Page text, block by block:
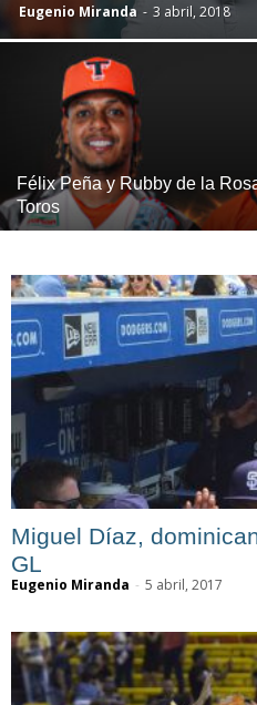
Eugenio Miranda - 3 abril, 2018
Félix Peña y Rubby de la
Toros
Miguel Díaz,
GL
Eugenio Miranda - 5 abril, 2017